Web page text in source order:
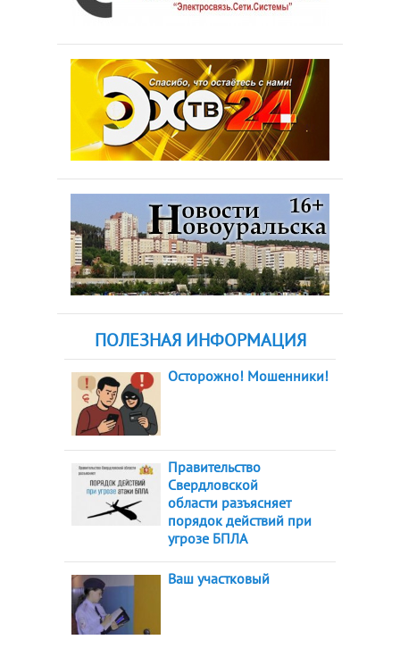
ПОЛЕЗНАЯ ИНФОРМАЦИЯ
Осторожно! Мошенники!
Правительство
Свердловской
области разъясняет
порядок действий при
угрозе БПЛА
Ваш участковый